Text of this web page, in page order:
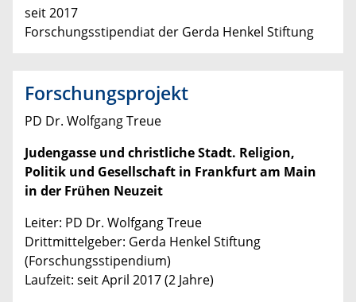
seit 2017
Forschungsstipendiat der Gerda Henkel Stiftung
Forschungsprojekt
PD Dr. Wolfgang Treue
Judengasse und christliche Stadt. Religion,
Politik und Gesellschaft in Frankfurt am Main
in der Frühen Neuzeit
Leiter: PD Dr. Wolfgang Treue
Drittmittelgeber: Gerda Henkel Stiftung
(Forschungsstipendium)
Laufzeit: seit April 2017 (2 Jahre)